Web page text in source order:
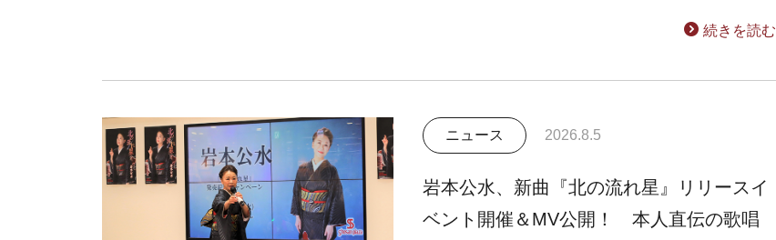
続きを読む
ニュース 2026.8.5
岩本公水、新曲『北の流れ星』リリースイ
ベント開催＆MV公開！ 本人直伝の歌唱